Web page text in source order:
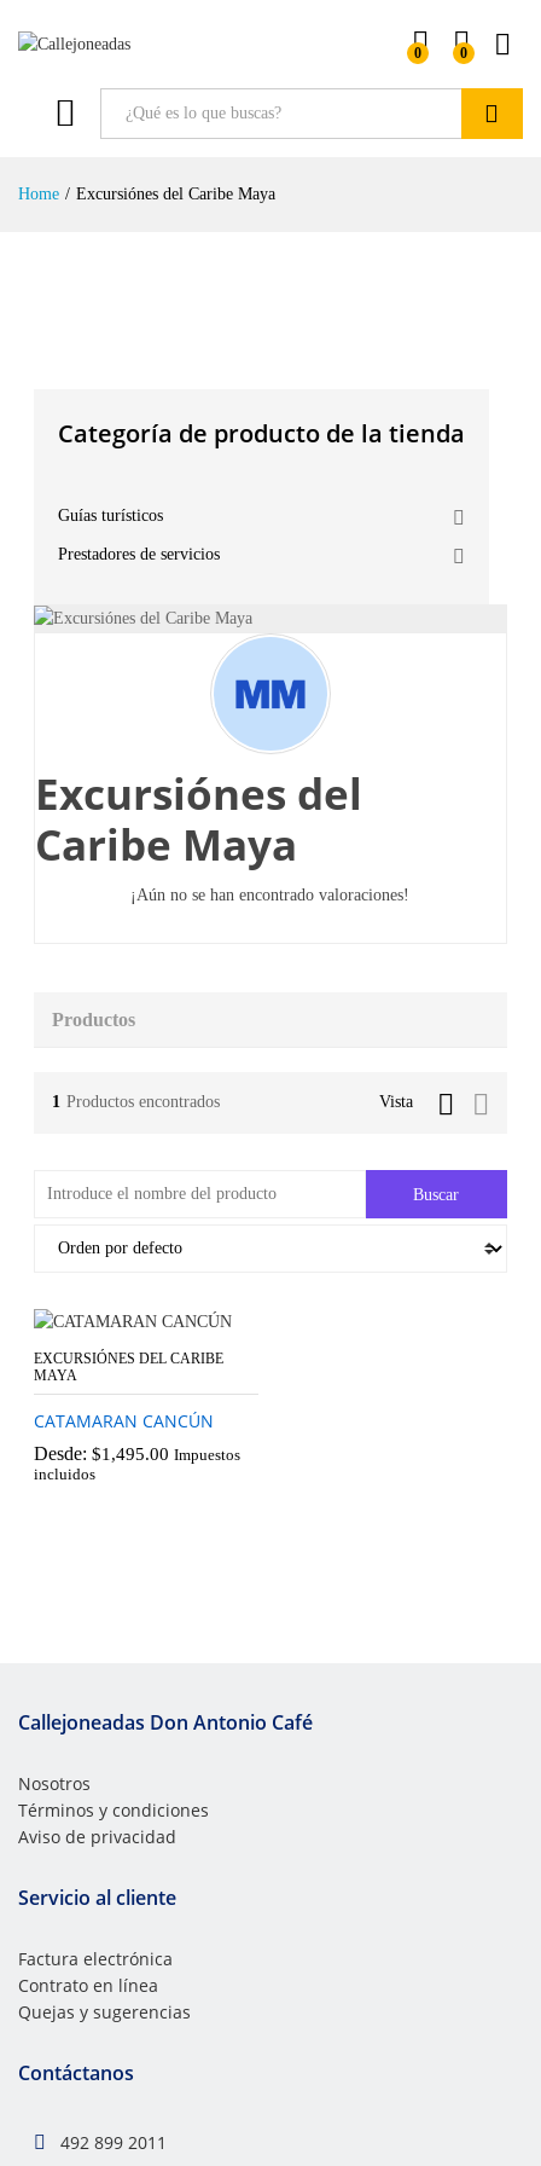
0 0
Home / Excursiónes del Caribe Maya
Categoría de producto de la tienda
Guías turísticos
Prestadores de servicios
Excursiónes del
Caribe Maya
¡Aún no se han encontrado valoraciones!
Productos
1 Productos encontrados Vista
EXCURSIÓNES DEL CARIBE
MAYA
CATAMARAN CANCÚN
Desde: $1,495.00 Impuestos
incluidos
Callejoneadas Don Antonio Café
Nosotros
Términos y condiciones
Aviso de privacidad
Servicio al cliente
Factura electrónica
Contrato en línea
Quejas y sugerencias
Contáctanos
492 899 2011